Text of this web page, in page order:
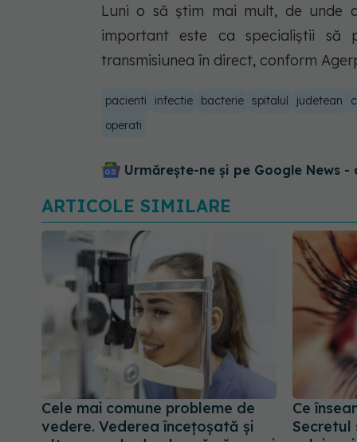
Luni o să știm mai mult, de unde
important este ca specialiștii să
transmisiunea în direct, conform
pacienti infectie bacterie spitalul judetean
operati
Urmărește-ne și pe Google News -
ARTICOLE SIMILARE
Cele mai comune probleme de
vedere. Vederea încețoșată și
Ce
Secretul